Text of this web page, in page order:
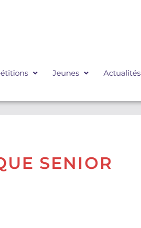
Jeunes Actualités
SENIOR